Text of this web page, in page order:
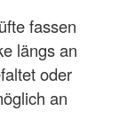
fassen
längs an
oder
an